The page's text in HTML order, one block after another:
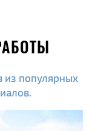
из популярных